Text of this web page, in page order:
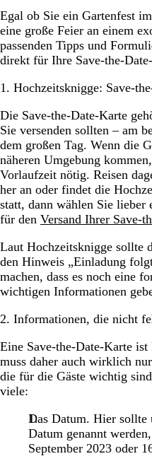
Egal ob Sie ein Gartenfest
eine große Feier an einem
passenden Tipps und
direkt für Ihre Save-the-
1. Hochzeitsknigge: Save-
Die Save-the-Date-Karte
Sie versenden sollten – am
dem großen Tag. Wenn die
näheren Umgebung
Vorlaufzeit nötig. Reisen
her an oder findet die
statt, dann wählen Sie lieber
für den Versand Ihrer Save-
Laut Hochzeitsknigge sollte
den Hinweis „Einladung
machen, dass es noch eine
wichtigen Informationen
2. Informationen, die nicht
Eine Save-the-Date-Karte
muss daher auch wirklich
die für die Gäste wichtig
viele:
Das Datum. Hier sollte
Datum genannt
September 2023 oder
Informelle Hochzeit
Formelle Hochzeit
Weitere